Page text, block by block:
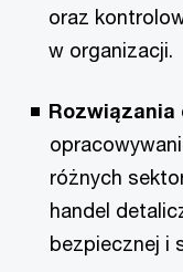
oraz
w organizacji.
Rozwiązania
różnych
handel
bezpiecznej i